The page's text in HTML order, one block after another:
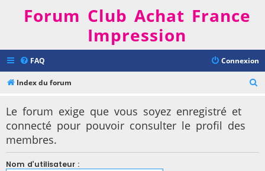
Forum Club Achat France
Impression
FAQ Connexion
Index du forum
Le forum exige que vous soyez enregistré et
connecté pour pouvoir consulter le profil des
membres.
Nom d’utilisateur :